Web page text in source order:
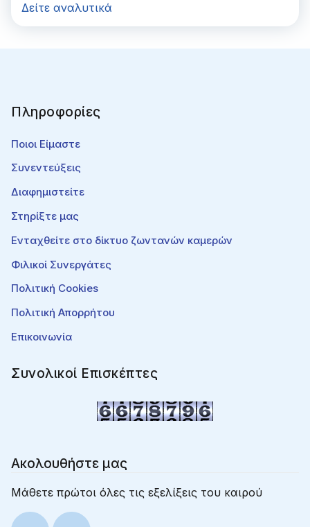
Δείτε αναλυτικά
Πληροφορίες
Ποιοι Είμαστε
Συνεντεύξεις
Διαφημιστείτε
Στηρίξτε μας
Ενταχθείτε στο δίκτυο ζωντανών καμερών
Φιλικοί Συνεργάτες
Πολιτική Cookies
Πολιτική Απορρήτου
Επικοινωνία
Συνολικοί Επισκέπτες
Ακολουθήστε μας
Μάθετε πρώτοι όλες τις εξελίξεις του καιρού